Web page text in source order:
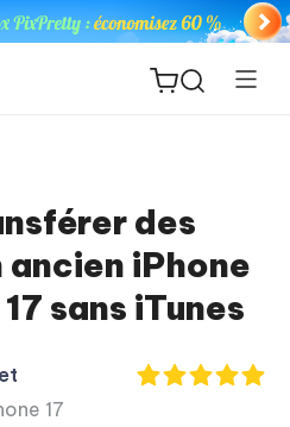
des
ancien iPhone
sans iTunes
17